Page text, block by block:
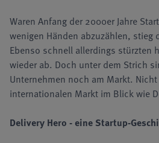
Waren Anfang der 2000er Jahre
wenigen Händen abzuzählen, stieg
Ebenso schnell allerdings stürzten
wieder ab. Doch unter dem Strich
Unternehmen noch am Markt.
internationalen Markt im Blick wie
Delivery Hero - eine Startup-